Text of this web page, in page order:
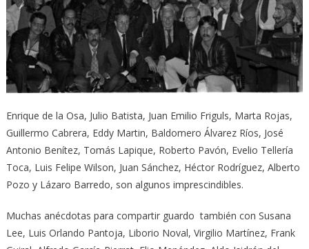
Enrique de la Osa, Julio Batista, Juan Emilio Friguls, Marta Rojas,
Guillermo Cabrera, Eddy Martin, Baldomero Álvarez Ríos, José
Antonio Benítez, Tomás Lapique, Roberto Pavón, Evelio Tellería
Toca, Luis Felipe Wilson, Juan Sánchez, Héctor Rodríguez, Alberto
Pozo y Lázaro Barredo, son algunos imprescindibles.
Muchas anécdotas para compartir guardo también con Susana
Lee, Luis Orlando Pantoja, Liborio Noval, Virgilio Martínez, Frank